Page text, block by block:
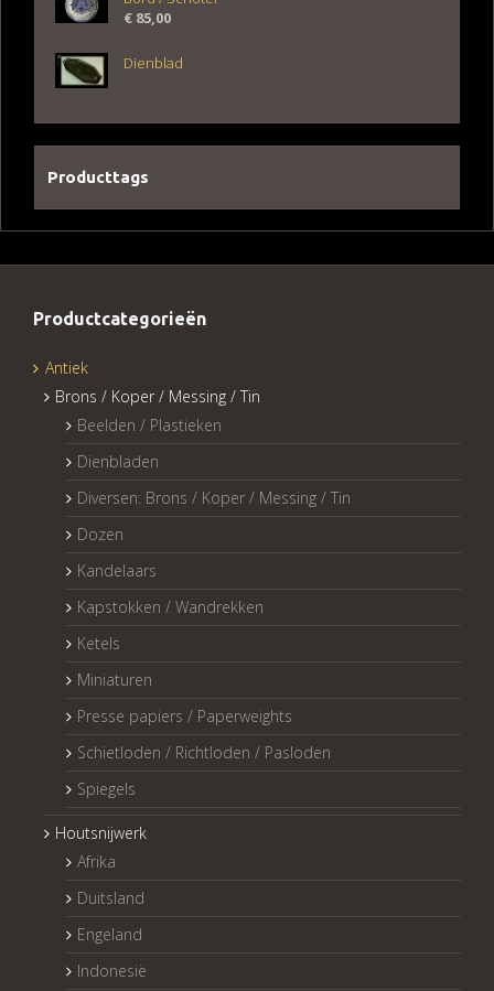
€ 85,00
Dienblad
Producttags
Productcategorieën
Antiek
Brons / Koper / Messing / Tin
Beelden / Plastieken
Dienbladen
Diversen: Brons / Koper / Messing / Tin
Dozen
Kandelaars
Kapstokken / Wandrekken
Ketels
Miniaturen
Presse papiers / Paperweights
Schietloden / Richtloden / Pasloden
Spiegels
Houtsnijwerk
Afrika
Duitsland
Engeland
Indonesië